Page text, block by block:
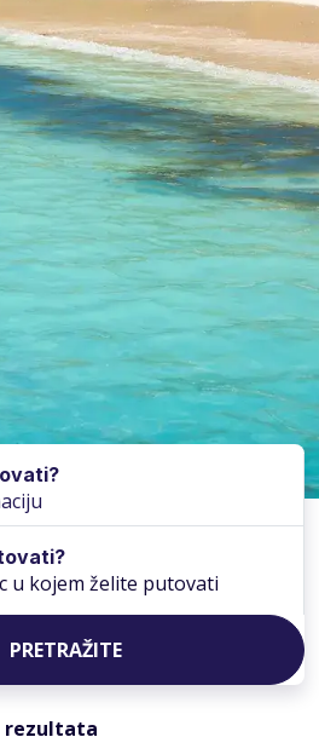
u kojem želite putovati
PRETRAŽITE
rezultata